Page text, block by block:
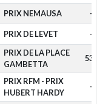
PRIX NEMAUSA -
PRIX DE LEVET -
PRIX DE LA PLACE
GAMBETTA
530
PRIX RFM - PRIX
HUBERT HARDY
-